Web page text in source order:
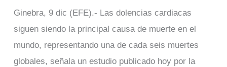
Ginebra, 9 dic (EFE).- Las dolencias cardiacas
siguen siendo la principal causa de muerte en el
mundo, representando una de cada seis muertes
globales, señala un estudio publicado hoy por la